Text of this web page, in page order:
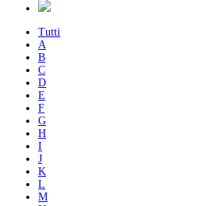
Tutti
A
B
C
D
E
F
G
H
I
J
K
L
M